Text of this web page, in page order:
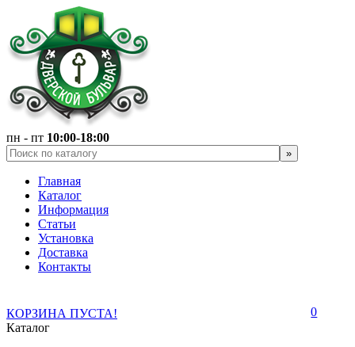
пн - пт 10:00-18:00
Главная
Каталог
Информация
Статьи
Установка
Доставка
Контакты
КОРЗИНА ПУСТА!
0
Каталог